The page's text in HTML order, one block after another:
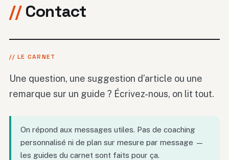
Contact
// LE CARNET
Une question, une suggestion d’article ou une
remarque sur un guide ? Écrivez-nous, on lit tout.
On répond aux messages utiles. Pas de coaching
personnalisé ni de plan sur mesure par message —
les guides du carnet sont faits pour ça.